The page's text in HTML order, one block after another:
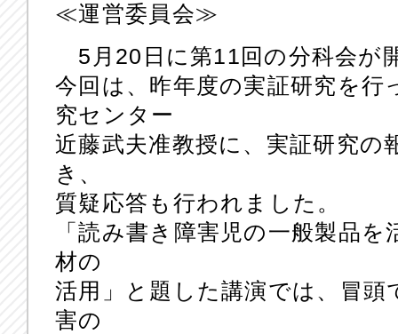
≪運営委員会≫
5月20日に第11回の分科会が
今回は、昨年度の実証研究を行
究センター
近藤武夫准教授に、実証研究の
き、
質疑応答も行われました。
「読み書き障害児の一般製品
材の
活用」と題した講演では、冒
害の